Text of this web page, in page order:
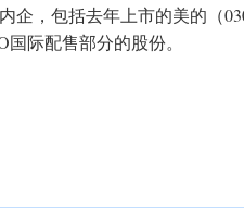
企，包括去年上市的美的（
际配售部分的股份。